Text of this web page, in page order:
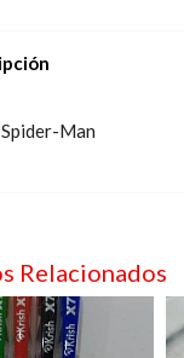
Man
Relacionados